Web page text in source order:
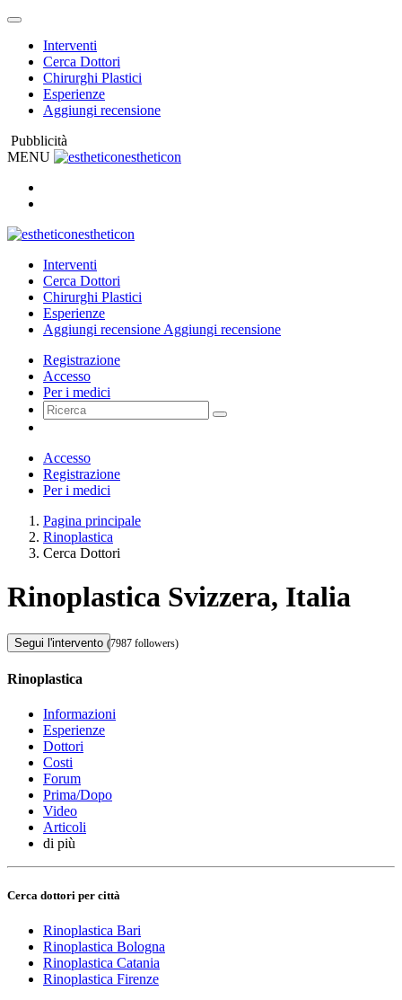
Interventi
Cerca Dottori
Chirurghi Plastici
Esperienze
Aggiungi recensione
Pubblicità
MENU
estheticon
estheticon
Interventi
Cerca Dottori
Chirurghi Plastici
Esperienze
Aggiungi recensione Aggiungi recensione
Registrazione
Accesso
Per i medici
Accesso
Registrazione
Per i medici
Pagina principale
Rinoplastica
Cerca Dottori
Rinoplastica Svizzera, Italia
Segui l'intervento (7987 followers)
Rinoplastica
Informazioni
Esperienze
Dottori
Costi
Forum
Prima/Dopo
Video
Articoli
di più
Cerca dottori per città
Rinoplastica Bari
Rinoplastica Bologna
Rinoplastica Catania
Rinoplastica Firenze